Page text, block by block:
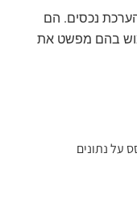
נכסים. הם
בהם מפשט את
על נתונים